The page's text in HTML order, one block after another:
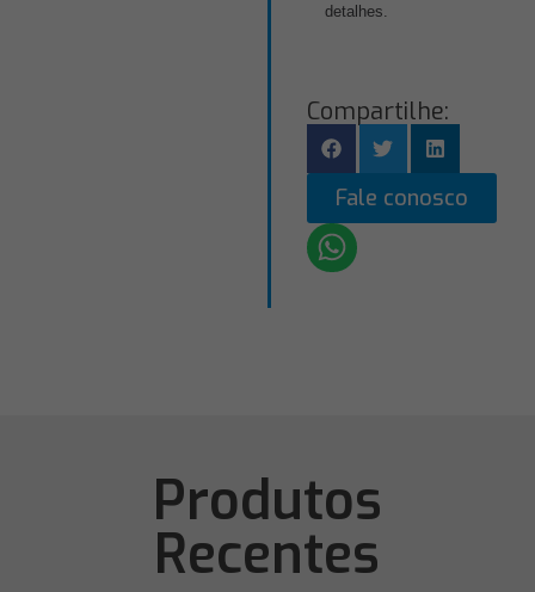
detalhes.
Compartilhe:
Fale conosco
Produtos
Recentes